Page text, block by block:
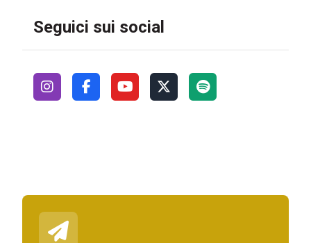
Seguici sui social